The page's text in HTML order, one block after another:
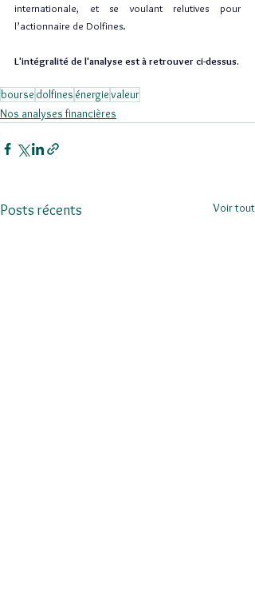
internationale, et se voulant relutives pour
l’actionnaire de Dolfines.
L'intégralité de l'analyse est à retrouver ci-dessus.
bourse dolfines énergievaleur
Nos analyses financières
Posts récents Voir tout